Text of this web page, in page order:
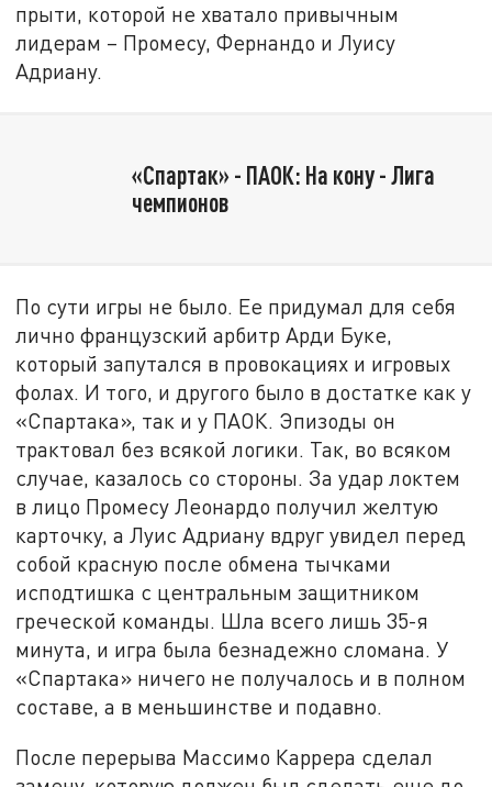
прыти, которой не хватало привычным
лидерам – Промесу, Фернандо и Луису
Адриану.
«Спартак» - ПАОК: На кону - Лига
чемпионов
По сути игры не было. Ее придумал для себя
лично французский арбитр Арди Буке,
который запутался в провокациях и игровых
фолах. И того, и другого было в достатке как у
«Спартака», так и у ПАОК. Эпизоды он
трактовал без всякой логики. Так, во всяком
случае, казалось со стороны. За удар локтем
в лицо Промесу Леонардо получил желтую
карточку, а Луис Адриану вдруг увидел перед
собой красную после обмена тычками
исподтишка с центральным защитником
греческой команды. Шла всего лишь 35-я
минута, и игра была безнадежно сломана. У
«Спартака» ничего не получалось и в полном
составе, а в меньшинстве и подавно.
После перерыва Массимо Каррера сделал